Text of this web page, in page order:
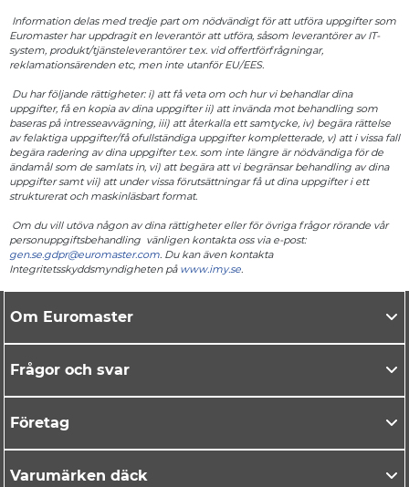
Information delas med tredje part om nödvändigt för att utföra uppgifter som
Euromaster har uppdragit en leverantör att utföra, såsom leverantörer av IT-
system, produkt/tjänsteleverantörer t.ex. vid offertförfrågningar,
reklamationsärenden etc, men inte utanför EU/EES.
Du har följande rättigheter: i) att få veta om och hur vi behandlar dina
uppgifter, få en kopia av dina uppgifter ii) att invända mot behandling som
baseras på intresseavvägning, iii) att återkalla ett samtycke, iv) begära rättelse
av felaktiga uppgifter/få ofullständiga uppgifter kompletterade, v) att i vissa fall
begära radering av dina uppgifter t.ex. som inte längre är nödvändiga för de
ändamål som de samlats in, vi) att begära att vi begränsar behandling av dina
uppgifter samt vii) att under vissa förutsättningar få ut dina uppgifter i ett
strukturerat och maskinläsbart format.
Om du vill utöva någon av dina rättigheter eller för övriga frågor rörande vår
personuppgiftsbehandling vänligen kontakta oss via e-post:
gen.se.gdpr@euromaster.com. Du kan även kontakta
Integritetsskyddsmyndigheten på www.imy.se.
Om Euromaster
Frågor och svar
Företag
Varumärken däck